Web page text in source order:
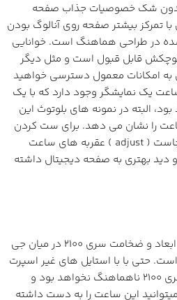
از نقاط قوت سری 2100 بدون شک خصوصیات جذاب صفحه
تمرکز بیشتر صفحه روی آنالوگ بودن
در طراحی هماهنگ است. خوانایی
قابل قبول است و مثل دیگر
امکانات معمول دسترسی خواهید
یک نمایشگر وجود دارد که با یک
البته در نمونه های بلوتوث این
را نشان می دهد. برای ست کردن
ساعت با نگهداشتن دکمه ادجاست ( adjust ) عقربه های ساعت
بهتری به صفحه دیجیتال داشته
همانطور که گفتیم با توجه به ابعاد و ضخامت سری 2100 در میان جی
حتی با با استایل های غیر اسپرت
روزمره هم به دست داشتن سری 2100 ناهماهنگ نخواهد بود و
میتوانید این ساعت را به دست داشته